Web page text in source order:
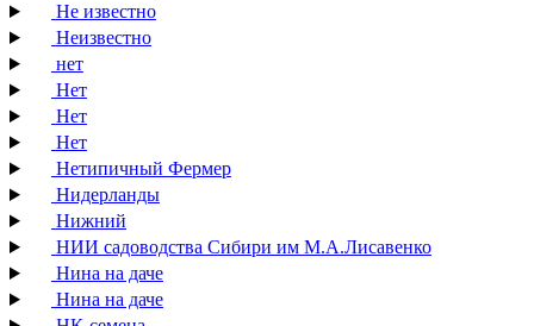
Не известно
Неизвестно
нет
Нет
Нет
Нет
Нетипичный Фермер
Нидерланды
Нижний
НИИ садоводства Сибири им М.А.Лисавенко
Нина на даче
Нина на даче